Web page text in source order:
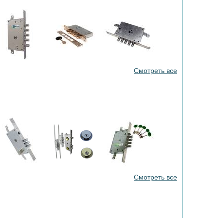
Смотреть все
Смотреть все